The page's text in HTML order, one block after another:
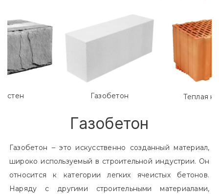
Газобетон Теплая
Газобетон
Газобетон – это искусственно созданный материал,
широко используемый в строительной индустрии. Он
относится к категории легких ячеистых бетонов.
Наряду с другими строительными материалами,